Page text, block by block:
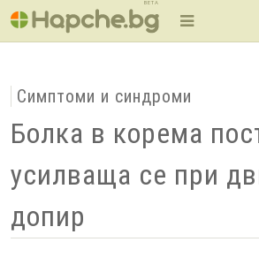
BETA
Симптоми и синдроми
Болка в корема
усилваща се при
допир